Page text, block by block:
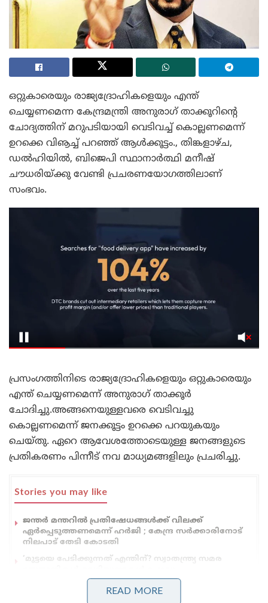
ഒറ്റുകാരെയും രാജ്യദ്രോഹികളെയും എന്ത്
ചെയ്യണമെന്ന കേന്ദ്രമന്ത്രി അനുരാഗ് താക്കൂറിന്റെ
ചോദ്യത്തിന് മറുപടിയായി വെടിവച്ച് കൊല്ലണമെന്ന്
ഉറക്കെ വിൡച്ച് പറഞ്ഞ് ആള്‍ക്കൂട്ടം., തിങ്കളാഴ്ച,
ഡല്‍ഹിയില്‍, ബിജെപി സ്ഥാനാര്‍ത്ഥി മനീഷ്
ചൗധരിയ്ക്കു വേണ്ടി പ്രചരണയോഗത്തിലാണ്
സംഭവം.
പ്രസംഗത്തിനിടെ രാജ്യദ്രോഹികളെയും ഒറ്റുകാരെയും
എന്ത് ചെയ്യണമെന്ന് അനുരാഗ് താക്കൂര്‍
ചോദിച്ചു.അങ്ങനെയുള്ളവരെ വെടിവച്ചു
കൊല്ലണമെന്ന് ജനക്കൂട്ടം ഉറക്കെ പറയുകയും
ചെയ്തു. ഏറെ ആവേശത്തോടെയുള്ള ജനങ്ങളുടെ
പ്രതികരണം പിന്നീട് നവ മാധ്യമങ്ങളിലും പ്രചരിച്ചു.
Stories you may like
ജന്തർ മന്തറിൽ പ്രതിഷേധങ്ങൾക്ക് വിലക്ക്
ഏർപ്പെടുത്തണമെന്ന് ഹർജി ; കേന്ദ്ര സർക്കാരിനോട്
നിലപാട് തേടി കോടതി
‘മുട്ടയെ പേടിക്കുന്നത് എന്തിന്? സ്വാതന്ത്ര്യ സമര
ഏറ്റുവാങ്ങിയിരുന്നു’ ; മഹുവാ മൊയ്ത്രയെ
പരിഹസിച്ച് സുപ്രീം കോടതി
READ MORE